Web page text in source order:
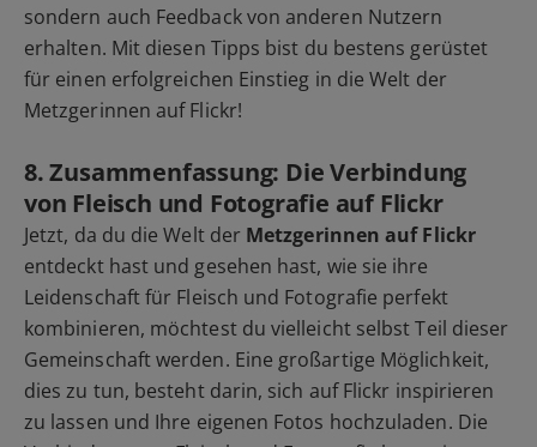
sondern auch Feedback von anderen Nutzern
erhalten. Mit diesen Tipps bist du bestens gerüstet
für einen erfolgreichen Einstieg in die Welt der
Metzgerinnen auf Flickr!
8. Zusammenfassung: Die Verbindung
von Fleisch und Fotografie auf Flickr
Jetzt, da du die Welt der Metzgerinnen auf Flickr
entdeckt hast und gesehen hast, wie sie ihre
Leidenschaft für Fleisch und Fotografie perfekt
kombinieren, möchtest du vielleicht selbst Teil dieser
Gemeinschaft werden. Eine großartige Möglichkeit,
dies zu tun, besteht darin, sich auf Flickr inspirieren
zu lassen und Ihre eigenen Fotos hochzuladen. Die